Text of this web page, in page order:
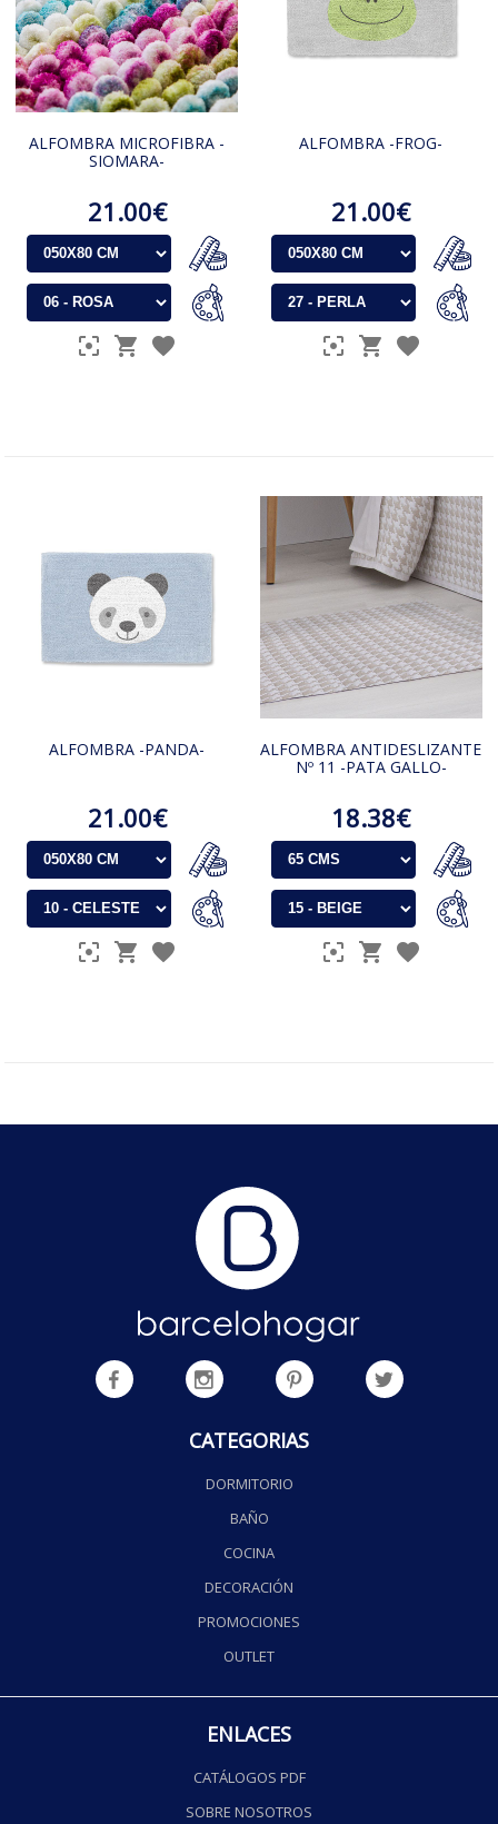
ALFOMBRA MICROFIBRA -
SIOMARA-
21.00€
ALFOMBRA -FROG-
21.00€
ALFOMBRA -PANDA-
21.00€
ALFOMBRA ANTIDESLIZANTE
Nº 11 -PATA GALLO-
18.38€
CATEGORIAS
DORMITORIO
BAÑO
COCINA
DECORACIÓN
PROMOCIONES
OUTLET
ENLACES
CATÁLOGOS PDF
SOBRE NOSOTROS